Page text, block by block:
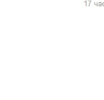
женщин и